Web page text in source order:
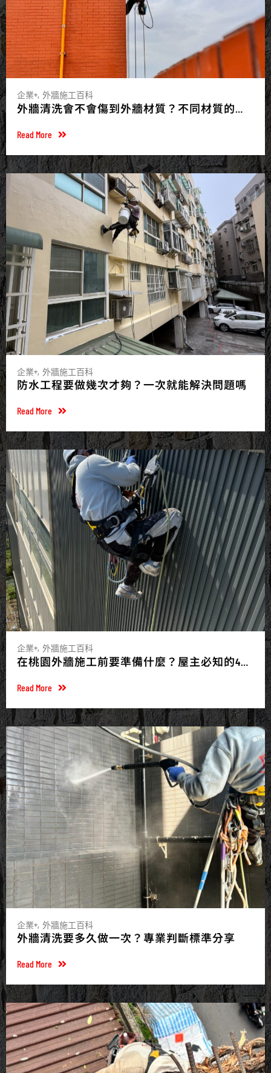
企業+ 外牆施工百科
外牆清洗會不會傷到外牆材質？不同材質的注
Read More
企業+ 外牆施工百科
防水工程要做幾次才夠？一次就能解決問題嗎
Read More
企業+ 外牆施工百科
在桃園外牆施工前要準備什麼？屋主必知的4件
Read More
企業+ 外牆施工百科
外牆清洗要多久做一次？專業判斷標準分享
Read More